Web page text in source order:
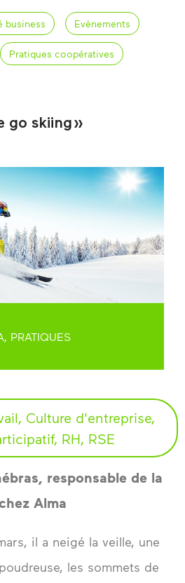
business Evènements
Pratiques coopératives
go skiing »
, PRATIQUES
, Culture d'entreprise,
, RH, RSE
responsable de la
Alma
il a neigé la veille, une
les sommets de